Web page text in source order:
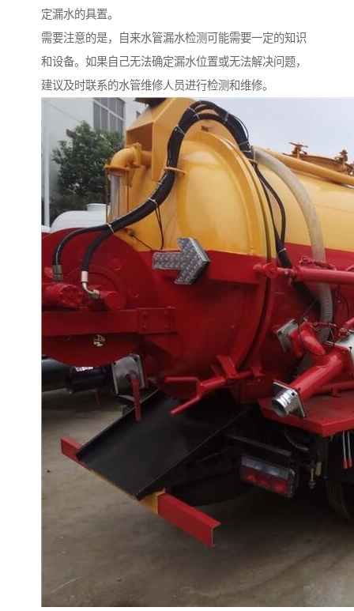
定漏水的具置。
需要注意的是，自来水管漏水检测可能需要一定的知识
和设备。如果自己无法确定漏水位置或无法解决问题，
建议及时联系的水管维修人员进行检测和维修。